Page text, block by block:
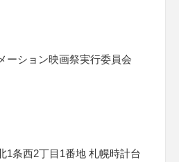
ーション映画祭実行委員会
1条西2丁目1番地 札幌時計台